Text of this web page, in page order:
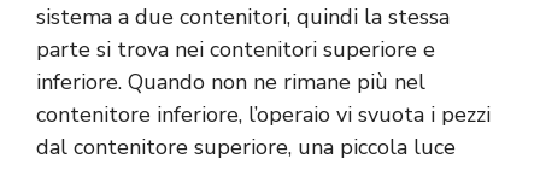
sistema a due contenitori, quindi la stessa
parte si trova nei contenitori superiore e
inferiore. Quando non ne rimane più nel
contenitore inferiore, l’operaio vi svuota i pezzi
dal contenitore superiore, una piccola luce